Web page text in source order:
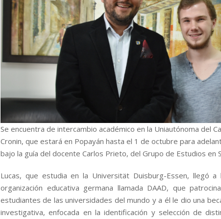
Se encuentra de intercambio académico en la Uniautónoma del
Cronin, que estará en Popayán hasta el 1 de octubre para
bajo la guía del docente Carlos Prieto, del Grupo de Estudios en
Lucas, que estudia en la Universität Duisburg-Essen, llegó
organización educativa germana llamada DAAD, que
estudiantes de las universidades del mundo y a él le dio una
investigativa, enfocada en la identificación y selección de